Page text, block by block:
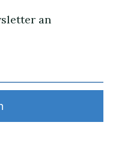
an